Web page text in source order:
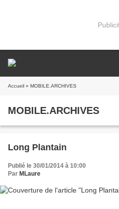
Accueil » MOBILE.ARCHIVES
MOBILE.ARCHIVES
Long Plantain
Publié le 30/01/2014 à 10:00
Par MLaure